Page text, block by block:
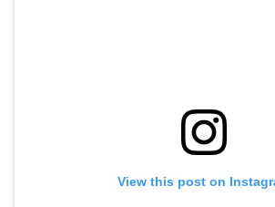
View this post on